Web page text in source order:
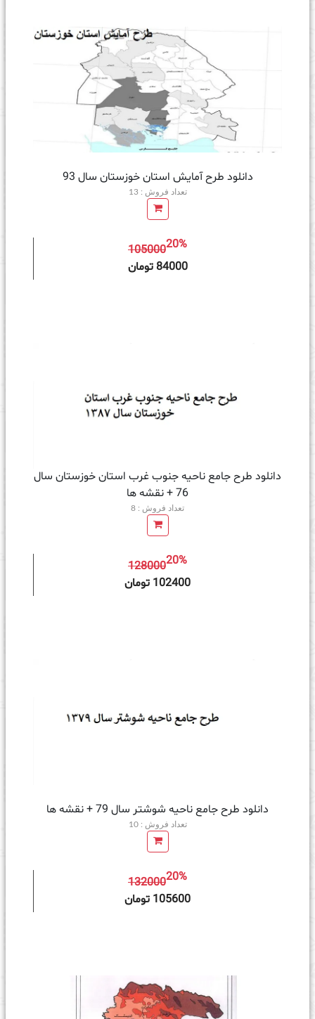
دانلود طرح آمایش استان خوزستان سال 93
تعداد فروش : 13
10500020%
84000 تومان
دانلود طرح جامع ناحیه جنوب غرب استان خوزستان سال
76 + نقشه ها
تعداد فروش : 8
12800020%
102400 تومان
دانلود طرح جامع ناحیه شوشتر سال 79 + نقشه ها
تعداد فروش : 10
13200020%
105600 تومان